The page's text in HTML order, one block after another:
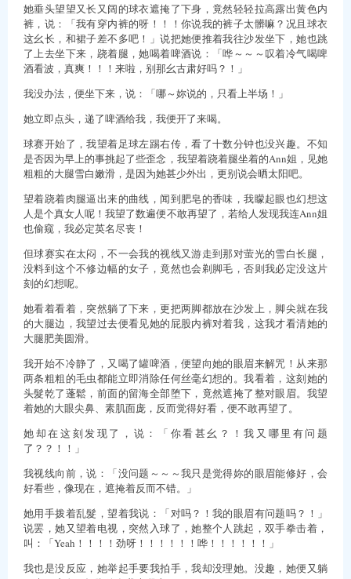
她垂头望望又长又阔的球衣遮掩了下身，竟然轻轻拉高露出黄色内
裤，说：「我有穿内裤的呀！！！你说我的裤子太髒嘛？况且球衣
这幺长，和裙子差不多吧！」说把她便推着我往沙发坐下，她也跳
了上去坐下来，跷着腿，她喝着啤酒说：「哗～～～叹着冷气喝啤
酒看波，真爽！！！来啦，别那幺古肃好吗？！」
我没办法，便坐下来，说：「哪～妳说的，只看上半场！」
她立即点头，递了啤酒给我，我便开了来喝。
球赛开始了，我望着足球左踢右传，看了十数分钟也没兴趣。不知
是否因为早上的事挑起了些歪念，我望着跷着腿坐着的Ann姐，见她
粗粗的大腿雪白嫩滑，是因为她甚少外出，更别说会晒太阳吧。
望着跷着肉腿逼出来的曲线，闻到肥皂的香味，我矇起眼也幻想这
人是个真女人呢！我望了数遍便不敢再望了，若给人发现我连Ann姐
也偷窥，我必定英名尽丧！
但球赛实在太闷，不一会我的视线又游走到那对萤光的雪白长腿，
没料到这个不修边幅的女子，竟然也会剃脚毛，否则我必定没这片
刻的幻想呢。
她看着看着，突然躺了下来，更把两脚都放在沙发上，脚尖就在我
的大腿边，我望过去便看见她的屁股内裤对着我，这我才看清她的
大腿肥美圆滑。
我开始不冷静了，又喝了罐啤酒，便望向她的眼眉来解咒！从来那
两条粗粗的毛虫都能立即消除任何丝毫幻想的。我看着，这刻她的
头髮乾了蓬鬆，前面的留海全部堕下，竟然遮掩了整对眼眉。我望
着她的大眼尖鼻、素肌面庞，反而觉得好看，便不敢再望了。
她却在这刻发现了，说：「你看甚幺？！我又哪里有问题
了？？！！」
我视线向前，说：「没问题～～～我只是觉得妳的眼眉能修好，会
好看些，像现在，遮掩着反而不错。」
她用手拨着乱髮，望着我说：「对吗？！我的眼眉有问题吗？！」
说罢，她又望着电视，突然入球了，她整个人跳起，双手拳击着，
叫：「Yeah！！！！劲呀！！！！！！哗！！！！！！」
我也是没反应，她举起手要我拍手，我却没理她。没趣，她便又躺